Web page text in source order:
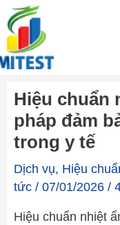
Skip
to
content
Hiệu chuẩn
pháp đảm
trong y tế
Dịch vụ, Hiệu
tức/ 07/01/2026 /
Hiệu chuẩn nhiệt